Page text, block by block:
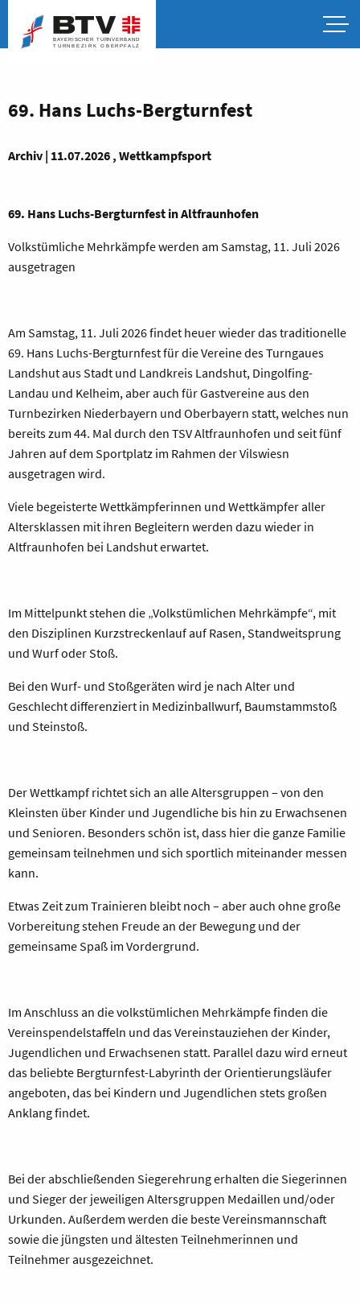
69. Hans Luchs-Bergturnfest
Archiv | 11.07.2026 , Wettkampfsport
69. Hans Luchs-Bergturnfest in Altfraunhofen
Volkstümliche Mehrkämpfe werden am Samstag, 11. Juli 2026
ausgetragen
Am Samstag, 11. Juli 2026 findet heuer wieder das traditionelle
69. Hans Luchs-Bergturnfest für die Vereine des Turngaues
Landshut aus Stadt und Landkreis Landshut, Dingolfing-
Landau und Kelheim, aber auch für Gastvereine aus den
Turnbezirken Niederbayern und Oberbayern statt, welches nun
bereits zum 44. Mal durch den TSV Altfraunhofen und seit fünf
Jahren auf dem Sportplatz im Rahmen der Vilswiesn
ausgetragen wird.
Viele begeisterte Wettkämpferinnen und Wettkämpfer aller
Altersklassen mit ihren Begleitern werden dazu wieder in
Altfraunhofen bei Landshut erwartet.
Im Mittelpunkt stehen die „Volkstümlichen Mehrkämpfe“, mit
den Disziplinen Kurzstreckenlauf auf Rasen, Standweitsprung
und Wurf oder Stoß.
Bei den Wurf- und Stoßgeräten wird je nach Alter und
Geschlecht differenziert in Medizinballwurf, Baumstammstoß
und Steinstoß.
Der Wettkampf richtet sich an alle Altersgruppen – von den
Kleinsten über Kinder und Jugendliche bis hin zu Erwachsenen
und Senioren. Besonders schön ist, dass hier die ganze Familie
gemeinsam teilnehmen und sich sportlich miteinander messen
kann.
Etwas Zeit zum Trainieren bleibt noch – aber auch ohne große
Vorbereitung stehen Freude an der Bewegung und der
gemeinsame Spaß im Vordergrund.
Im Anschluss an die volkstümlichen Mehrkämpfe finden die
Vereinspendelstaffeln und das Vereinstauziehen der Kinder,
Jugendlichen und Erwachsenen statt. Parallel dazu wird erneut
das beliebte Bergturnfest-Labyrinth der Orientierungsläufer
angeboten, das bei Kindern und Jugendlichen stets großen
Anklang findet.
Bei der abschließenden Siegerehrung erhalten die Siegerinnen
und Sieger der jeweiligen Altersgruppen Medaillen und/oder
Urkunden. Außerdem werden die beste Vereinsmannschaft
sowie die jüngsten und ältesten Teilnehmerinnen und
Teilnehmer ausgezeichnet.